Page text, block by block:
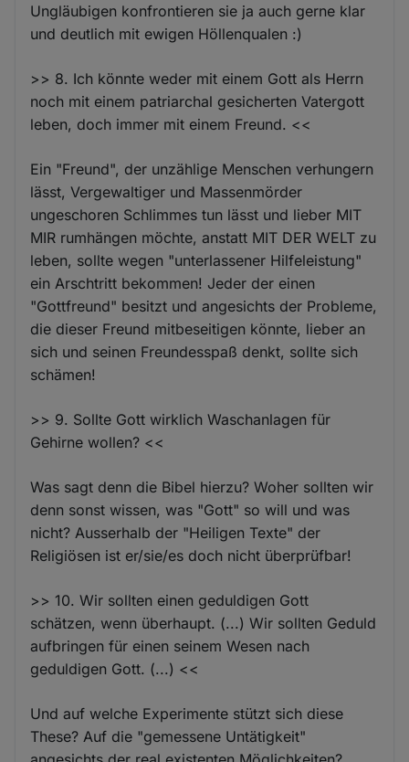
Ungläubigen konfrontieren sie ja auch gerne klar
und deutlich mit ewigen Höllenqualen :)
>> 8. Ich könnte weder mit einem Gott als Herrn
noch mit einem patriarchal gesicherten Vatergott
leben, doch immer mit einem Freund. <<
Ein "Freund", der unzählige Menschen verhungern
lässt, Vergewaltiger und Massenmörder
ungeschoren Schlimmes tun lässt und lieber MIT
MIR rumhängen möchte, anstatt MIT DER WELT zu
leben, sollte wegen "unterlassener Hilfeleistung"
ein Arschtritt bekommen! Jeder der einen
"Gottfreund" besitzt und angesichts der Probleme,
die dieser Freund mitbeseitigen könnte, lieber an
sich und seinen Freundesspaß denkt, sollte sich
schämen!
>> 9. Sollte Gott wirklich Waschanlagen für
Gehirne wollen? <<
Was sagt denn die Bibel hierzu? Woher sollten wir
denn sonst wissen, was "Gott" so will und was
nicht? Ausserhalb der "Heiligen Texte" der
Religiösen ist er/sie/es doch nicht überprüfbar!
>> 10. Wir sollten einen geduldigen Gott
schätzen, wenn überhaupt. (...) Wir sollten Geduld
aufbringen für einen seinem Wesen nach
geduldigen Gott. (...) <<
Und auf welche Experimente stützt sich diese
These? Auf die "gemessene Untätigkeit"